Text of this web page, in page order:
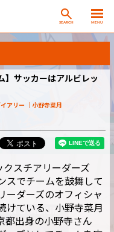
SEARCH MENU
】サッカーはアルビレッ
アリー 小野寺菜月
スチアリーダーズ
スでチームを鼓舞して
ーダーズのオフィシャ
けている、小野寺菜月
都出身の小野寺さん